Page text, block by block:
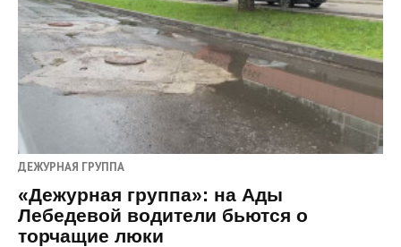
ДЕЖУРНАЯ ГРУППА
«Дежурная группа»: на Ады
Лебедевой водители бьются о
торчащие люки